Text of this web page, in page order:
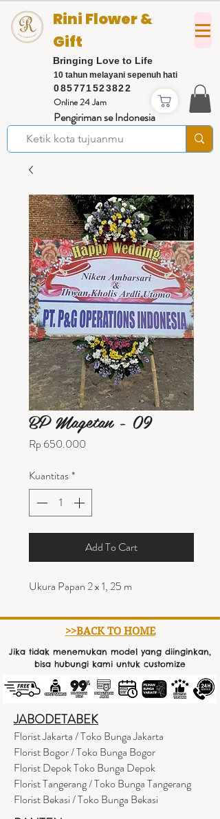
085771523822
Rini Flower &
Gift
Bringing Love to Life
Online 24 Jam
Pengiriman se Indonesia
10 tahun melayani sepenuh hati
BP Magetan - 09
Rp 650.000
Kuantitas*
Add To Cart
Ukura Papan 2 x 1, 25 m
>>BACK TO HOME
Jika tidak menemukan model yang diinginkan,
bisa hubungi kami untuk customize
JABODETABEK
Florist Jakarta / Toko Bunga Jakarta
Florist Bogor / Toko Bunga Bogor
Florist Depok Toko Bunga Depok
Florist Tangerang / Toko Bunga Tangerang
Florist Bekasi / Toko Bunga Bekasi